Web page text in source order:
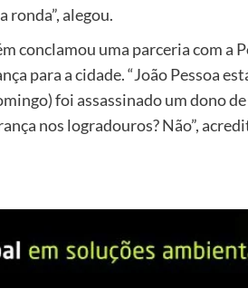
ronda”, alegou.
conclamou uma parceria com
para a cidade. “João Pessoa
foi assassinado um dono
nos logradouros? Não”,